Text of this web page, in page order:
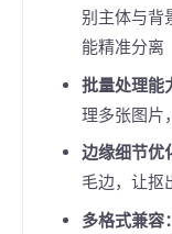
别主体与背
能精准分离
批量处理能
理多张图片
边缘细节优
毛边，让抠
多格式兼容：